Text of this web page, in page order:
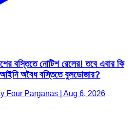
বস্তিতে নোটিশ রেলের! তবে এবার কি
অবৈধ বস্তিতে বুলডোজার?
Four Parganas | Aug 6, 2026